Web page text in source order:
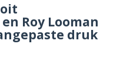
Roy Looman
druk